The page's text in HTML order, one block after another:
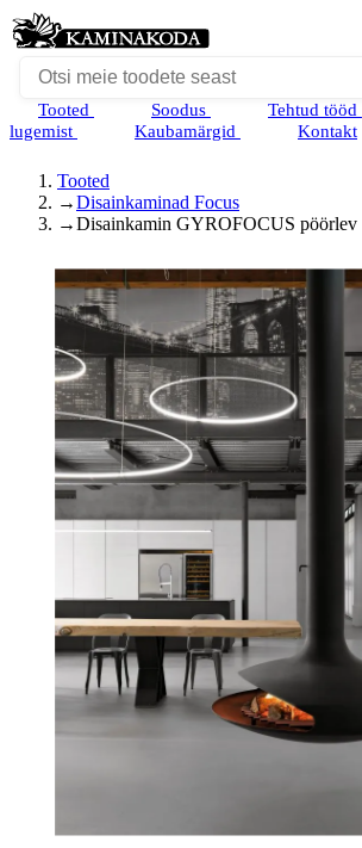
Tooted Soodus Tehtud tööd
lugemist
Kaubamärgid Kontakt
Tooted
→Disainkaminad Focus
→Disainkamin GYROFOCUS pöörlev